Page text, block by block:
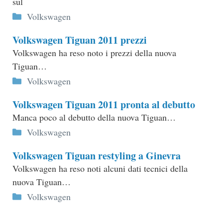
Categorie
Volkswagen
Volkswagen Tiguan 2011 prezzi
Volkswagen ha reso noto i prezzi della nuova
Tiguan…
Categorie
Volkswagen
Volkswagen Tiguan 2011 pronta al debutto
Manca poco al debutto della nuova Tiguan…
Categorie
Volkswagen
Volkswagen Tiguan restyling a Ginevra
Volkswagen ha reso noti alcuni dati tecnici della
nuova Tiguan…
Categorie
Volkswagen